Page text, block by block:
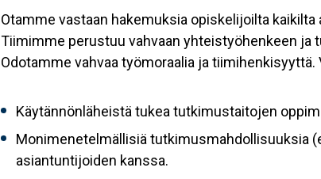
Otamme vastaan hakemuksia opiskelijoilta
Tiimimme perustuu vahvaan yhteistyöhenkeen
Odotamme vahvaa työmoraalia ja
Käytännönläheistä tukea tutkimustaitojen
Monimenetelmällisiä tutkimusmahdollisuuksia
asiantuntijoiden kanssa.